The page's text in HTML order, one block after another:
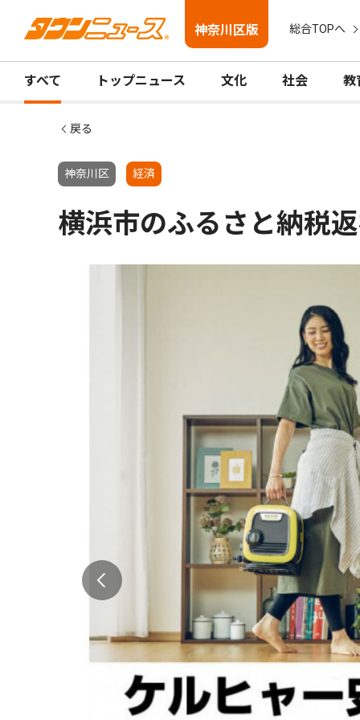
神奈川区版 総合TOPへ
すべて トップニュース 文化 社会 教
戻る
神奈川区 経済
横浜市のふるさと納税